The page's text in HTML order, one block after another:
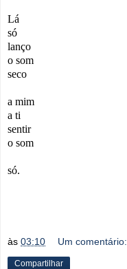
Lá
só
lanço
o som
seco
a mim
a ti
sentir
o som
só.
às 03:10 Um comentário:
Compartilhar